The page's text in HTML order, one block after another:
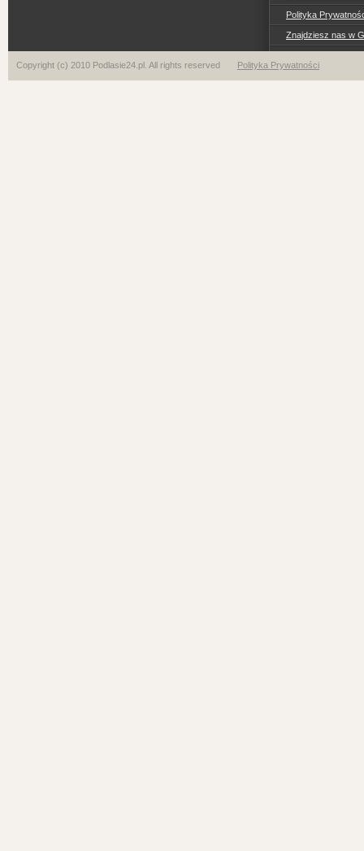
Polityka
Znajdziesz nas w
Copyright (c) 2010 Podlasie24.pl. All rights reserved Polityka Prywatności